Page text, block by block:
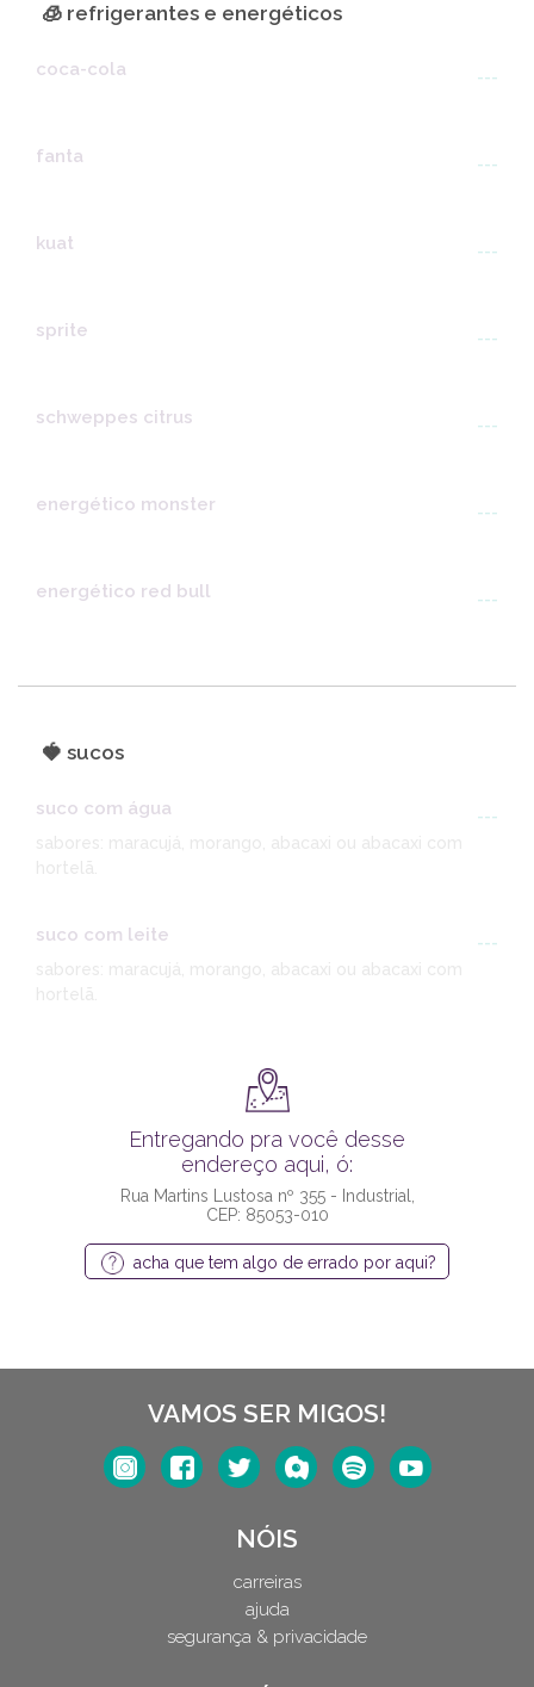
🧊 refrigerantes e energéticos
coca-cola ---
fanta ---
kuat ---
sprite ---
schweppes citrus ---
energético monster ---
energético red bull ---
🍓 sucos
suco com água
---
sabores: maracujá, morango, abacaxi ou abacaxi com
suco com leite
---
sabores: maracujá, morango, abacaxi ou abacaxi com
Entregando pra você desse
endereço aqui, ó:
Rua Martins Lustosa nº 355 - Industrial,
CEP: 85053-010
acha que tem algo de errado por aqui?
VAMOS SER MIGOS!
NÓIS
carreiras
ajuda
segurança & privacidade